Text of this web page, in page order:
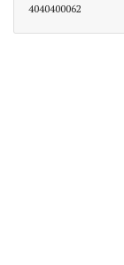
4040400062